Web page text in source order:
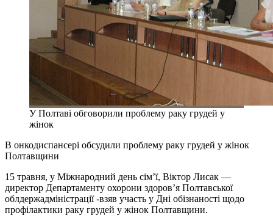
У Полтаві обговорили проблему раку грудей у
жінок
В онкодиспансері обсудили проблему раку грудей у жінок
Полтавщини
15 травня, у Міжнародний день сім’ї, Віктор Лисак —
директор Департаменту охорони здоров’я Полтавської
облдержадміністрації -взяв участь у Дні обізнаності щодо
профілактики раку грудей у жінок Полтавщини.